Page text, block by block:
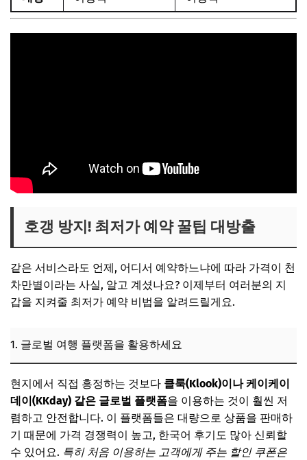
호갱 방지! 최저가 예약 꿀팁 대방출
같은 서비스라도 언제, 어디서 예약하느냐에 따라 가격이 천
차만별이라는 사실, 알고 계셨나요? 이제부터 여러분의 지
갑을 지켜줄 최저가 예약 비법을 알려드릴게요.
1. 글로벌 여행 플랫폼을 활용하세요
현지에서 직접 흥정하는 것보다 클룩(Klook)이나 케이케이
데이(KKday) 같은 글로벌 플랫폼을 이용하는 것이 훨씬 저
렴하고 안전합니다. 이 플랫폼들은 대량으로 상품을 판매하
기 때문에 가격 경쟁력이 높고, 한국어 후기도 많아 신뢰할
수 있어요. 특히 처음 이용하는 고객에게 주는 할인 쿠폰은